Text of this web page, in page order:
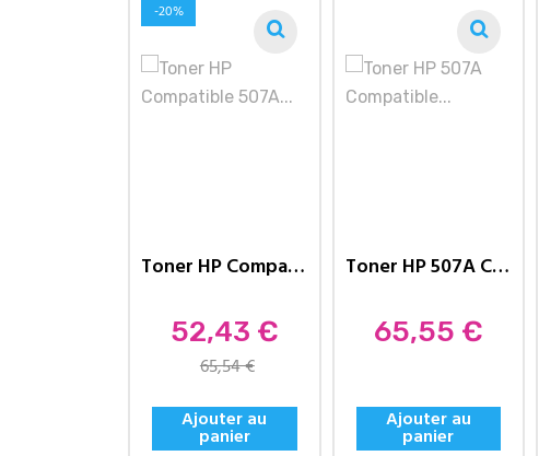
Toner HP Compatible 507A...
Prix
52,43 €
65,54 €
Ajouter au
panier
-20%
Toner HP 507A Compatible CE403A...
Prix
65,55 €
Ajouter au
panier